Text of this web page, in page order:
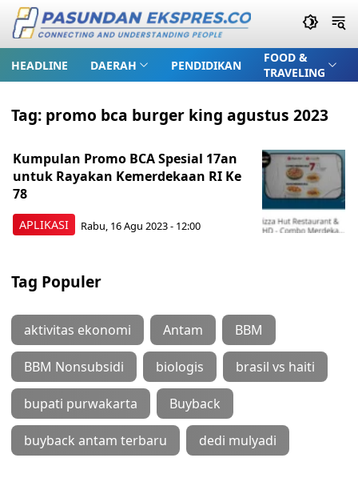
HEADLINE DAERAH PENDIDIKAN
FOOD &
TRAVELING
Tag: promo bca burger king agustus 2023
APLIKASI
Kumpulan Promo BCA Spesial 17an
untuk Rayakan Kemerdekaan RI Ke
78
Rabu, 16 Agu 2023 - 12:00
Tag Populer
aktivitas ekonomi Antam BBM
BBM Nonsubsidi biologis brasil vs haiti
bupati purwakarta Buyback
buyback antam terbaru dedi mulyadi